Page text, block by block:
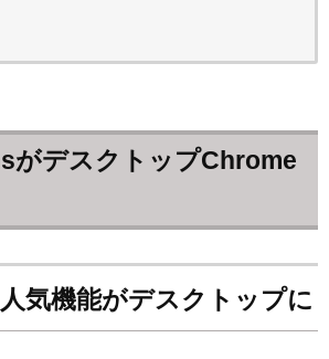
がデスクトップChrome
気機能がデスクトップに